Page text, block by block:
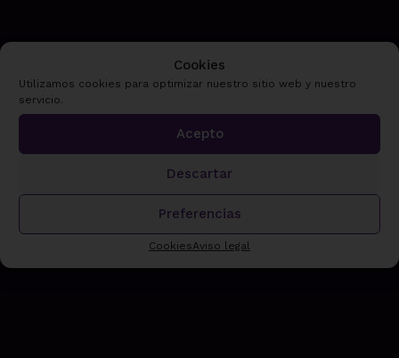
Cookies
Utilizamos cookies para optimizar nuestro sitio web y nuestro
servicio.
Acepto
Descartar
Preferencias
CookiesAviso legal